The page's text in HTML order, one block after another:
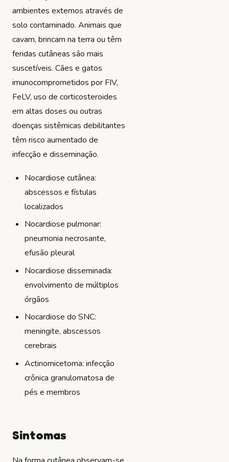
ambientes externos através de
solo contaminado. Animais que
cavam, brincam na terra ou têm
feridas cutâneas são mais
suscetíveis. Cães e gatos
imunocomprometidos por FIV,
FeLV, uso de corticosteroides
em altas doses ou outras
doenças sistêmicas debilitantes
têm risco aumentado de
infecção e disseminação.
Nocardiose cutânea:
abscessos e fístulas
localizados
Nocardiose pulmonar:
pneumonia necrosante,
efusão pleural
Nocardiose disseminada:
envolvimento de múltiplos
órgãos
Nocardiose do SNC:
meningite, abscessos
cerebrais
Actinomicetoma: infecção
crônica granulomatosa de
pés e membros
Sintomas